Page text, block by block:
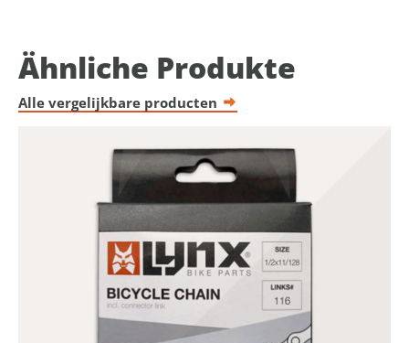
Ähnliche Produkte
Alle vergelijkbare producten